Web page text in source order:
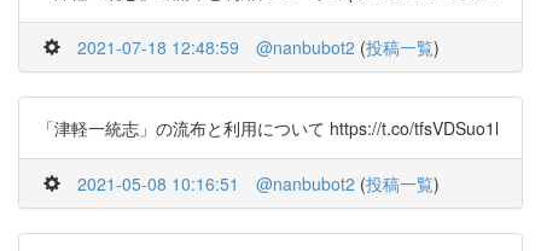
2021-07-18 12:48:59 @nanbubot2 (投稿一覧)
「津軽一統志」の流布と利用について https://t.co/tfsVDSuo1l
2021-05-08 10:16:51 @nanbubot2 (投稿一覧)